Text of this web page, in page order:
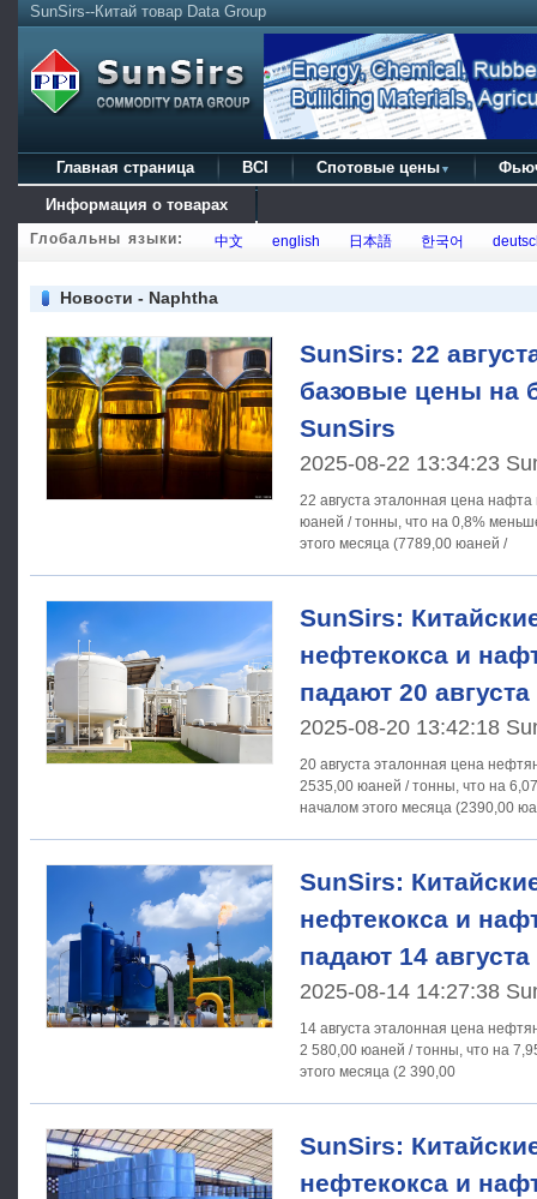
SunSirs--Китай товар Data Group
Главная страница BCI Спотовые цены ▼
Информация о товарах
Глобальны языки: 中文 english 日本語 한국어
Новости - Naphtha
SunSirs: 22
базовые цены на
SunSirs
2025-08-22 13:34:23
22 августа эталонная цена
юаней / тонны, что на 0,8%
этого месяца (7789,00 юаней /
SunSirs:
нефтекокса и
падают 20 августа
2025-08-20 13:42:18
20 августа эталонная цена
2535,00 юаней / тонны, что на
началом этого месяца (2390,00
SunSirs:
нефтекокса и
падают 14 августа
2025-08-14 14:27:38
14 августа эталонная цена
2 580,00 юаней / тонны, что на
этого месяца (2 390,00
SunSirs:
нефтекокса и